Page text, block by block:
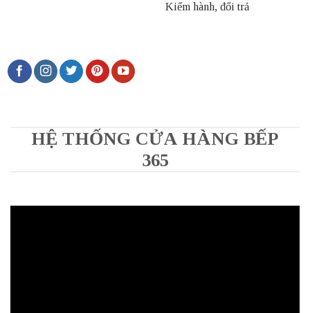
Kiểm hành, đổi trả
HỆ THỐNG CỬA HÀNG BẾP
365